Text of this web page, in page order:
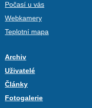
Počasí u vás
Webkamery
Teplotní mapa
Archiv
Uživatelé
Články
Fotogalerie